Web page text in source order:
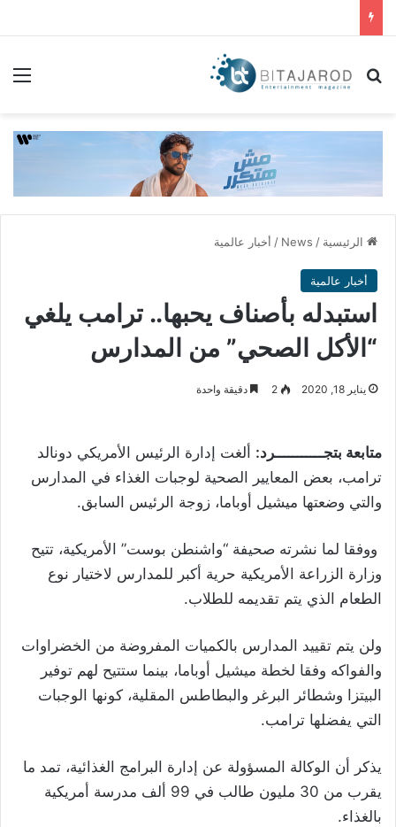
بحث عن
الرئيسية /
News
/ أخبار عالمية
أخبار عالمية
استبدله بأصناف يحبها.. ترامب يلغي
“الأكل الصحي” من المدارس
يناير 18, 2020 2 دقيقة واحدة
متابعة بتجـــــــــــرد: ألغت إدارة الرئيس الأمريكي دونالد
ترامب، بعض المعايير الصحية لوجبات الغذاء في المدارس
والتي وضعتها ميشيل أوباما، زوجة الرئيس السابق.
ووفقا لما نشرته صحيفة “واشنطن بوست” الأمريكية، تتيح
وزارة الزراعة الأمريكية حرية أكبر للمدارس لاختيار نوع
الطعام الذي يتم تقديمه للطلاب.
ولن يتم تقييد المدارس بالكميات المفروضة من الخضراوات
والفواكه وفقا لخطة ميشيل أوباما، بينما ستتيح لهم توفير
البيتزا وشطائر البرغر والبطاطس المقلية، كونها الوجبات
التي يفضلها ترامب.
يذكر أن الوكالة المسؤولة عن إدارة البرامج الغذائية، تمد ما
يقرب من 30 مليون طالب في 99 ألف مدرسة أمريكية
بالغذاء.